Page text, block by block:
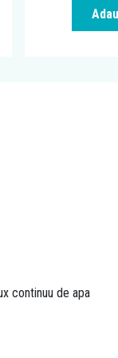
continuu de apa